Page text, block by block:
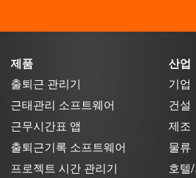
제품
출퇴근 관리기
근태관리 소프트웨어
근무시간표 앱
출퇴근기록 소프트웨어
프로젝트 시간 관리기
산업
기업
건설
제조
물류
호텔